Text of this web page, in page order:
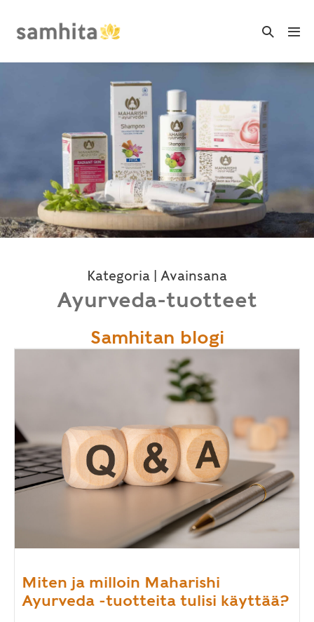
Search
Kategoria | Avainsana
Ayurveda-tuotteet
Samhitan blogi
Miten ja milloin Maharishi
Ayurveda -tuotteita tulisi käyttää?